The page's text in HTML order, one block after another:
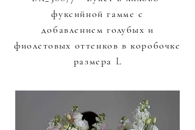
фуксийной гамме с
добавлениемголубых и
фиолетовых оттенков в коробочке
размера L